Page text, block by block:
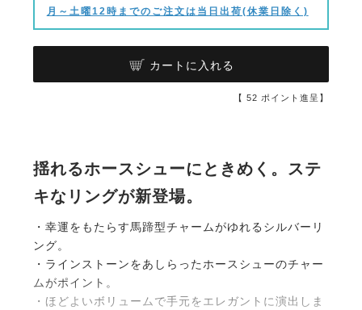
月～土曜12時までのご注文は当日出荷(休業日除く)
カートに入れる
【 52 ポイント進呈】
揺れるホースシューにときめく。ステ
キなリングが新登場。
・幸運をもたらす馬蹄型チャームがゆれるシルバーリ
ング。
・ラインストーンをあしらったホースシューのチャー
ムがポイント。
・ほどよいボリュームで手元をエレガントに演出しま